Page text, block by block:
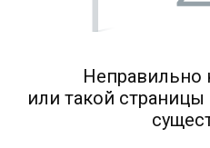
Неправильно
или такой